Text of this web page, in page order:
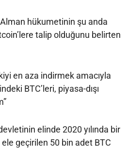
Alman hükumetinin şu anda
talip olduğunu belirten
en aza indirmek amacıyla
BTC’leri, piyasa-dışı
elinde 2020 yılında bir
geçirilen 50 bin adet BTC